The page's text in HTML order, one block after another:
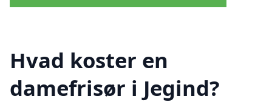
Hvad koster en
damefrisør i Jegind?